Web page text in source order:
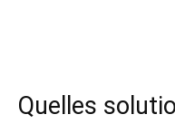
Quelles